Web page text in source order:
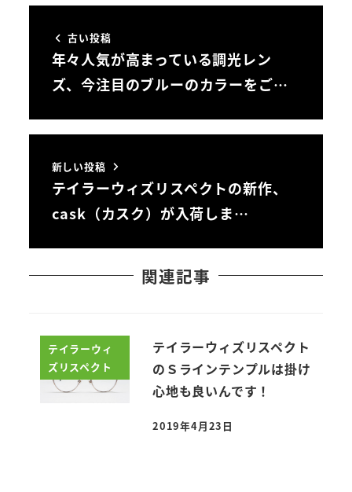
古い投稿
年々人気が高まっている調光レン
ズ、今注目のブルーのカラーをご…
新しい投稿
テイラーウィズリスペクトの新作、
cask（カスク）が入荷しま…
関連記事
テイラーウィ
ズリスペクト
テイラーウィズリスペクト
のＳラインテンプルは掛け
心地も良いんです！
投稿日
2019年4月23日